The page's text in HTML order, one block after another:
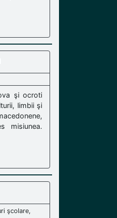
şi ocroti
limbii şi
misiunea.
şcolare,